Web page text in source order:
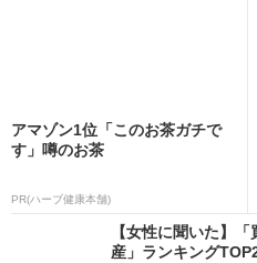
アマゾン1位「このお茶ガチで
す」噂のお茶
PR(ハーブ健康本舗)
【女性に聞いた】
産」ランキング